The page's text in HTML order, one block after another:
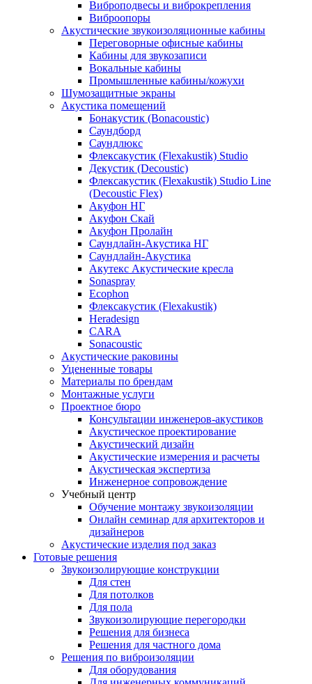
Виброподвесы и виброкрепления
Виброопоры
Акустические звукоизоляционные кабины
Переговорные офисные кабины
Кабины для звукозаписи
Вокальные кабины
Промышленные кабины/кожухи
Шумозащитные экраны
Акустика помещений
Бонакустик (Bonacoustic)
Саундборд
Саундлюкс
Флексакустик (Flexakustik) Studio
Декустик (Decoustic)
Флексакустик (Flexakustik) Studio Line
(Decoustic Flex)
Акуфон НГ
Акуфон Скай
Акуфон Пролайн
Саундлайн-Акустика НГ
Саундлайн-Акустика
Акутекс Акустические кресла
Sonaspray
Ecophon
Флексакустик (Flexakustik)
Heradesign
CARA
Sonacoustic
Акустические раковины
Уцененные товары
Материалы по брендам
Монтажные услуги
Проектное бюро
Консультации инженеров-акустиков
Акустическое проектирование
Акустический дизайн
Акустические измерения и расчеты
Акустическая экспертиза
Инженерное сопровождение
Учебный центр
Обучение монтажу звукоизоляции
Онлайн семинар для архитекторов и
дизайнеров
Акустические изделия под заказ
Готовые решения
Звукоизолирующие конструкции
Для стен
Для потолков
Для пола
Звукоизолирующие перегородки
Решения для бизнеса
Решения для частного дома
Решения по виброизоляции
Для оборудования